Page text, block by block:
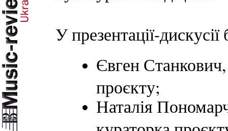
У презентації-
Євген
проєкту;
Наталія
кураторка